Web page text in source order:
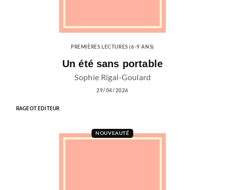
PREMIÈRES LECTURES (6-9 ANS)
Un été sans portable
Sophie Rigal-Goulard
29/04/2026
RAGEOT EDITEUR
NOUVEAUTÉ